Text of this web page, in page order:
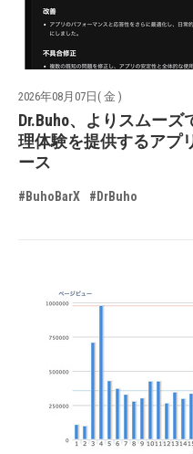
2026年08月07日( 金 )
Dr.Buho、よりスムー
理体験を提供するアプ
ース
#BuhoBarX #DrBuho